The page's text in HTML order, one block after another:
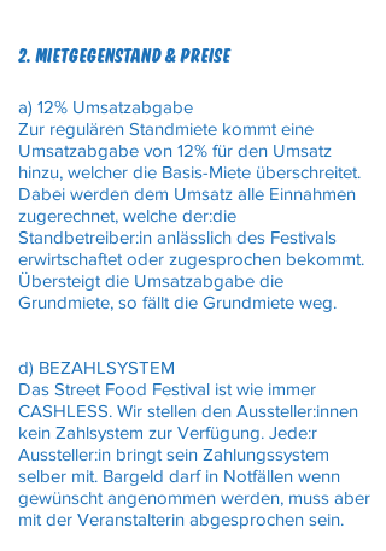
​2. MIETGEGENSTAND & PREISE
a) 12% Umsatzabgabe
Zur regulären Standmiete kommt eine
Umsatzabgabe von 12% für den Umsatz
hinzu, welcher die Basis-Miete überschreitet.
Dabei werden dem Umsatz alle Einnahmen
zugerechnet, welche der:die
Standbetreiber:in anlässlich des Festivals
erwirtschaftet oder zugesprochen bekommt.
Übersteigt die Umsatzabgabe die
Grundmiete, so fällt die Grundmiete weg.
d) BEZAHLSYSTEM
Das Street Food Festival ist wie immer
CASHLESS. Wir stellen den Aussteller:innen
kein Zahlsystem zur Verfügung. Jede:r
Aussteller:in bringt sein Zahlungssystem
selber mit. Bargeld darf in Notfällen wenn
gewünscht angenommen werden, muss aber
mit der Veranstalterin abgesprochen sein.